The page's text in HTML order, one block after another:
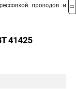
проводов и
41425